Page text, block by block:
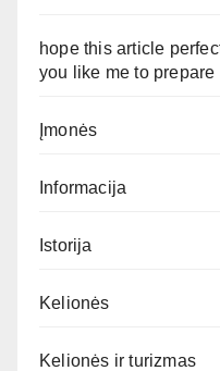
hope this article
you like me to
Įmonės
Informacija
Istorija
Kelionės
Kelionės ir turizmas